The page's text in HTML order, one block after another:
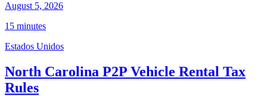
August 5, 2026
15 minutes
Estados Unidos
North Carolina P2P Vehicle Rental Tax
Rules